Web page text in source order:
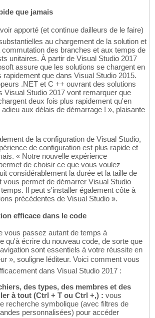
que jamais
apporté (et continue dailleurs de le faire)
au chargement de la solution et
des branches et aux temps de
unitaires. À partir de Visual Studio 2017
assure que les solutions se chargent en
rapidement que dans Visual Studio 2015.
.NET et C ++ ouvrant des solutions
Visual Studio 2017 vont remarquer que
deux fois plus rapidement qu'en
aux délais de démarrage ! », plaisante
de la configuration de Visual Studio,
de configuration est plus rapide et
« Notre nouvelle expérience
de choisir ce que vous voulez
considérablement la durée et la taille de
vous permet de démarrer Visual Studio
Il peut s'installer également côte à
précédentes de Visual Studio ».
efficace dans le code
vous passez autant de temps à
qu'à écrire du nouveau code, de sorte que
sont essentiels à votre réussite en
», souligne léditeur. Voici comment vous
dans Visual Studio 2017 :
des types, des membres et des
à tout (Ctrl + T ou Ctrl +,) : vous
recherche symbolique (avec filtres de
personnalisées) pour accéder